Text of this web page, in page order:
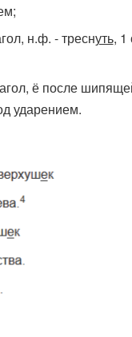
н.ф. - треснуть, 1
ё после
ударением.